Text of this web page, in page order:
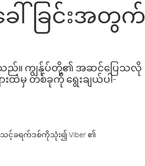
ေါ်ခြင်းအတွက်
ပါသည်။ ကျွန်ုပ်တို့၏ အဆင်ပြေသလို
းထဲမှ တစ်ခုကို ရွေးချယ်ပါ-
င့်ခရက်ဒစ်ကိုသုံး၍ Viber ၏